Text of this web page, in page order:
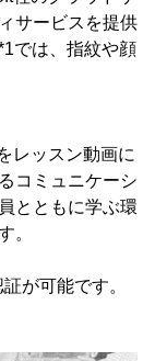
サービスを提供
では、指紋や顔
レッスン動画に
コミュニケーシ
とともに学ぶ環
。
が可能です。